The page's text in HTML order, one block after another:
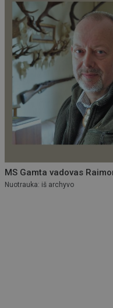
MS Gamta vadovas
Nuotrauka: iš archyvo